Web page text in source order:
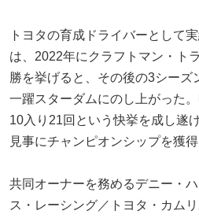
トヨタの育成ドライバーとして
は、2022年にクラフトマン・ト
勝を挙げると、その後の3シーズ
一躍スターダムにのし上がった
10入り21回という快挙を成し遂
見事にチャンピオンシップを獲得
共同オーナーを務めるデニー・
ス・レーシング／トヨタ・カム